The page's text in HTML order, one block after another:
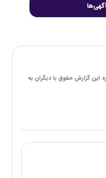
این گزارش حقوق با دیگران به